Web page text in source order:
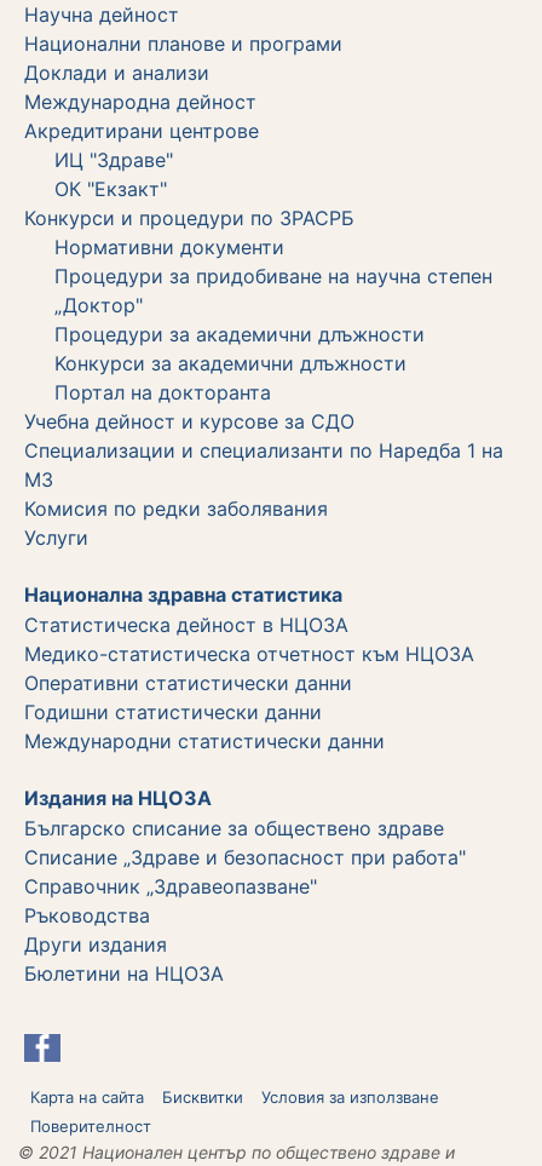
Научна дейност
Национални планове и програми
Доклади и анализи
Международна дейност
Акредитирани центрове
ИЦ "Здраве"
ОК "Екзакт"
Конкурси и процедури по ЗРАСРБ
Нормативни документи
Процедури за придобиване на научна степен
„Доктор"
Процедури за академични длъжности
Koнкурси за академични длъжности
Портал на докторанта
Учебна дейност и курсове за СДО
Специализации и специализанти по Наредба 1 на
МЗ
Комисия по редки заболявания
Услуги
Национална здравна статистика
Статистическа дейност в НЦОЗА
Медико-статистическа отчетност към НЦОЗА
Оперативни статистически данни
Годишни статистически данни
Международни статистически данни
Издания на НЦОЗА
Българско списание за обществено здраве
Списание „Здраве и безопасност при работа"
Справочник „Здравеопазване"
Ръководства
Други издания
Бюлетини на НЦОЗА
Карта на сайта Бисквитки
Условия за използване
Поверителност
© 2021 Национален център по обществено здраве и